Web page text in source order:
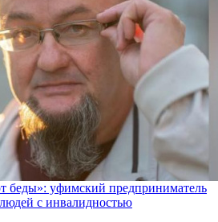
беды»: уфимский предприниматель
с инвалидностью